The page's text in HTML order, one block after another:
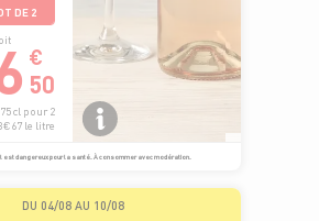
DE 2
€
50
cl pour 2
le litre
est dangereux pour la santé. À consommer avec modération.
DU 04/08 AU 10/08